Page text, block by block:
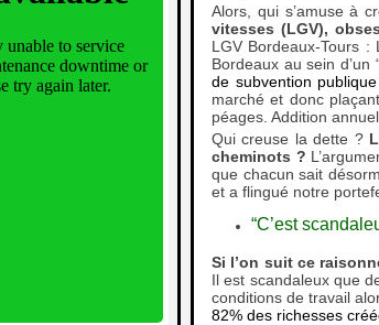
Alors, qui s’amuse à
vitesses (LGV),
LGV Bordeaux-Tours
Bordeaux au sein d’un
de subvention
marché et donc
péages. Addition
Qui creuse la dette ?
cheminots ?
que chacun sait
et a flingué notre
“C’est
Si l’on suit ce
Il est scandaleux que
conditions de travail
82% des richesses